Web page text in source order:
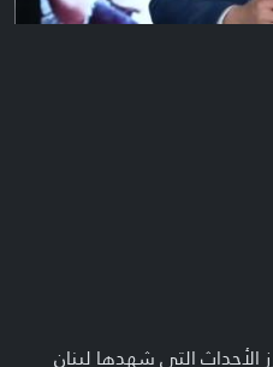
الأحداث التي شهدها لبنان